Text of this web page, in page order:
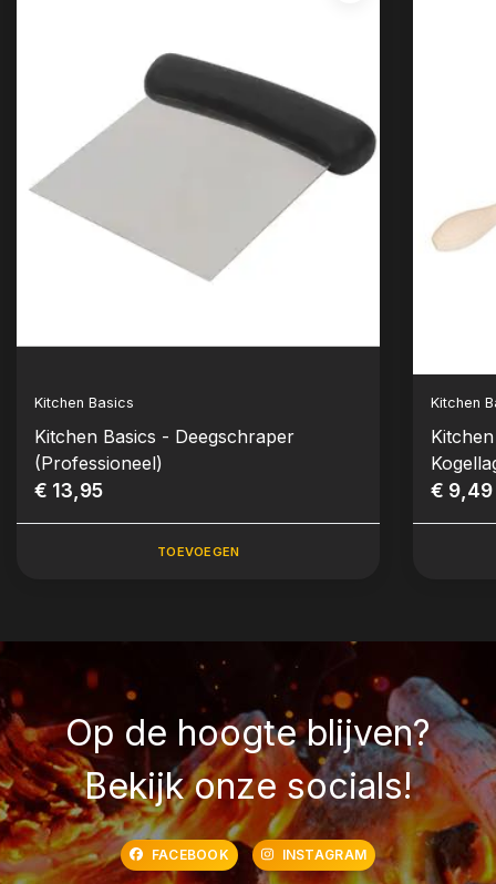
Kitchen Basics
Kitchen Basics - Deegschraper
(Professioneel)
€ 13,95
TOEVOEGEN
Kitchen
€ 9,49
Op de hoogte blijven?
Bekijk onze socials!
FACEBOOK INSTAGRAM